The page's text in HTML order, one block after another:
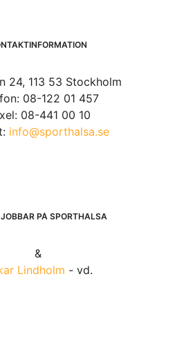
24, 113 53 Stockholm
08-122 01 457
08-441 00 10
info@sporthalsa.se
PÅ SPORTHÄLSA
&
Lindholm - vd.